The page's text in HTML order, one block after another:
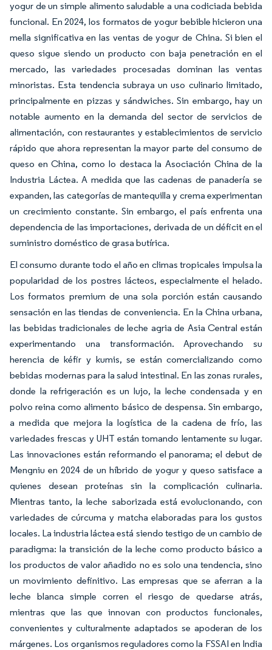
yogur de un simple alimento saludable a una codiciada bebida
funcional. En 2024, los formatos de yogur bebible hicieron una
mella significativa en las ventas de yogur de China. Si bien el
queso sigue siendo un producto con baja penetración en el
mercado, las variedades procesadas dominan las ventas
minoristas. Esta tendencia subraya un uso culinario limitado,
principalmente en pizzas y sándwiches. Sin embargo, hay un
notable aumento en la demanda del sector de servicios de
alimentación, con restaurantes y establecimientos de servicio
rápido que ahora representan la mayor parte del consumo de
queso en China, como lo destaca la Asociación China de la
Industria Láctea. A medida que las cadenas de panadería se
expanden, las categorías de mantequilla y crema experimentan
un crecimiento constante. Sin embargo, el país enfrenta una
dependencia de las importaciones, derivada de un déficit en el
suministro doméstico de grasa butírica.
El consumo durante todo el año en climas tropicales impulsa la
popularidad de los postres lácteos, especialmente el helado.
Los formatos premium de una sola porción están causando
sensación en las tiendas de conveniencia. En la China urbana,
las bebidas tradicionales de leche agria de Asia Central están
experimentando una transformación. Aprovechando su
herencia de kéfir y kumis, se están comercializando como
bebidas modernas para la salud intestinal. En las zonas rurales,
donde la refrigeración es un lujo, la leche condensada y en
polvo reina como alimento básico de despensa. Sin embargo,
a medida que mejora la logística de la cadena de frío, las
variedades frescas y UHT están tomando lentamente su lugar.
Las innovaciones están reformando el panorama; el debut de
Mengniu en 2024 de un híbrido de yogur y queso satisface a
quienes desean proteínas sin la complicación culinaria.
Mientras tanto, la leche saborizada está evolucionando, con
variedades de cúrcuma y matcha elaboradas para los gustos
locales. La industria láctea está siendo testigo de un cambio de
paradigma: la transición de la leche como producto básico a
los productos de valor añadido no es solo una tendencia, sino
un movimiento definitivo. Las empresas que se aferran a la
leche blanca simple corren el riesgo de quedarse atrás,
mientras que las que innovan con productos funcionales,
convenientes y culturalmente adaptados se apoderan de los
márgenes. Los organismos reguladores como la FSSAI en India